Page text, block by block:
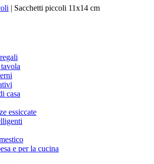
| Sacchetti piccoli 11x14 cm
casa
essiccate
e per la cucina